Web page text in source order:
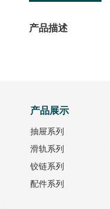
产品描述
产品展示
抽屉系列
滑轨系列
铰链系列
配件系列